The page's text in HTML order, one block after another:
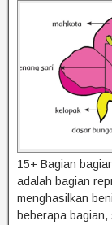
15+ Bagian
adalah bagian
menghasilkan
beberapa